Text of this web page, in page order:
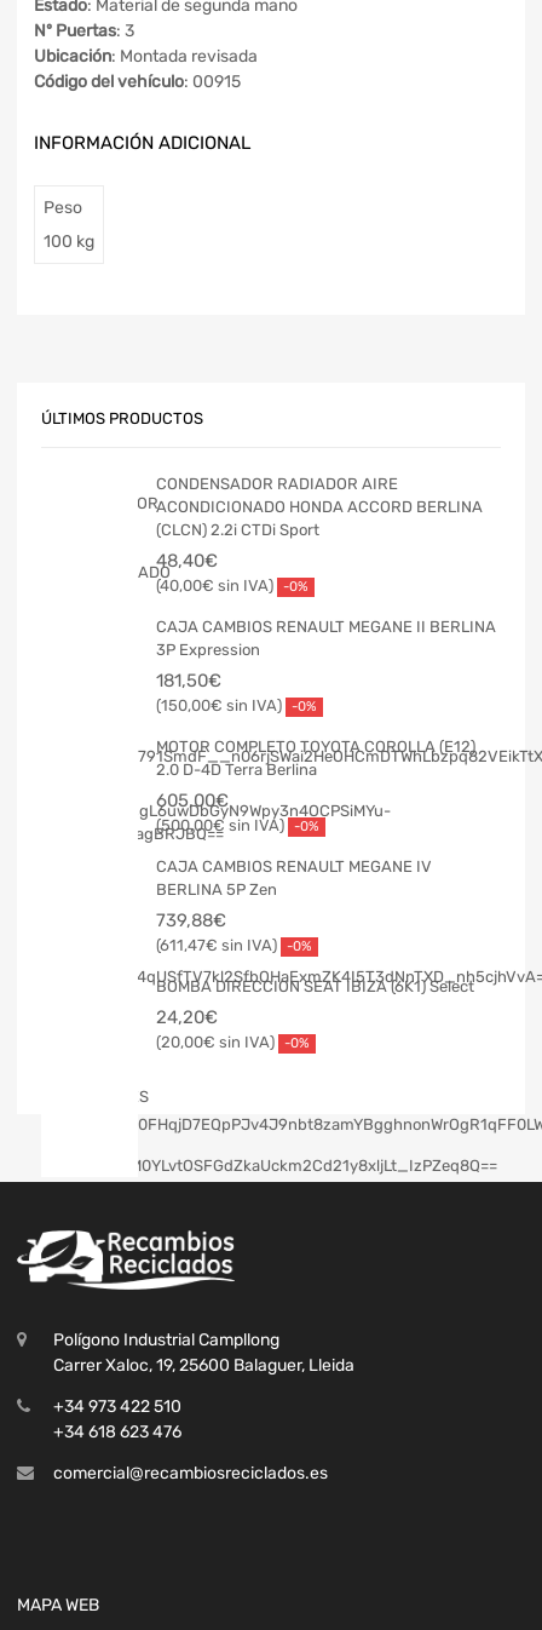
Estado: Material de segunda mano
Nº Puertas: 3
Ubicación: Montada revisada
Código del vehículo: 00915
INFORMACIÓN ADICIONAL
Peso
100 kg
ÚLTIMOS PRODUCTOS
CONDENSADOR RADIADOR AIRE
ACONDICIONADO HONDA ACCORD BERLINA
(CLCN) 2.2i CTDi Sport
48,40€
40,00€ -0%
CAJA CAMBIOS RENAULT MEGANE II BERLINA
3P Expression
181,50€
150,00€ -0%
MOTOR COMPLETO TOYOTA COROLLA (E12)
2.0 D-4D Terra Berlina
605,00€
500,00€ -0%
CAJA CAMBIOS RENAULT MEGANE IV
BERLINA 5P Zen
739,88€
611,47€ -0%
BOMBA DIRECCION SEAT IBIZA (6K1) Select
24,20€
20,00€ -0%
Polígono Industrial Campllong
Carrer Xaloc, 19, 25600 Balaguer, Lleida
+34 973 422 510
+34 618 623 476
comercial@recambiosreciclados.es
MAPA WEB